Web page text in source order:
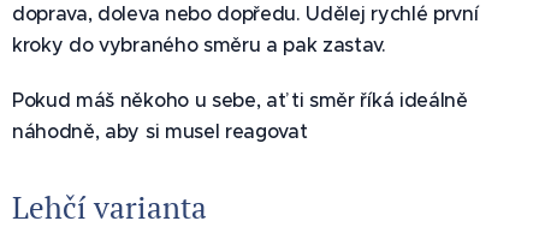
doprava, doleva nebo dopředu. Udělej rychlé první
kroky do vybraného směru a pak zastav.
Pokud máš někoho u sebe, ať ti směr říká ideálně
náhodně, aby si musel reagovat
Lehčí varianta